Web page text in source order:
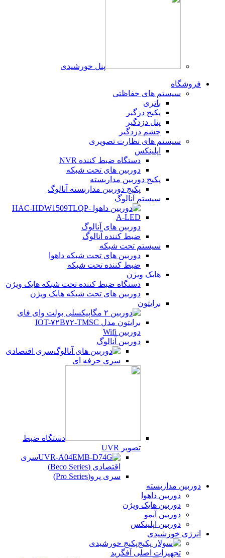
پنل خورشیدی
فروشگاه
سیستم های حفاظتی
باتری
پکیج دزگیر
پنل دزدگیر
چشم دزدگیر
سیستم های نظارت تصویری
اپلینکس
دستگاه ضبط کننده NVR
دوربین های تحت شبکه
پکیج دوربین مداربسته
پکیج دوربین مداربسته آنالوگ
سیستم آنالوگ
دوربین های آنالوگ
ضبط کننده آنالوگ
سیستم تحت شبکه
دوربین های تحت شبکه داهوا
ضبط کننده تحت شبکه
هایک ویژن
دستگاه ضبط کننده تحت شبکه هایک ویژن
دوربین های تحت شبکه هایک ویژن
برایتون
دوربین Wifi
دوربین آنالوگ
سری اقتصادی
سری حرفه ای
دستگاه ضبط
تصویر UVR
سری
اقتصادی (Beco Series)
سری پرو(Pro Series)
دوربین مداربسته
دوربین داهوا
دوربین هایک ویژن
دوربین آیمو
دوربین اپلینکس
انرژی خورشیدی
پکیج خورشیدی
تجهیزات اصلی آفگرید